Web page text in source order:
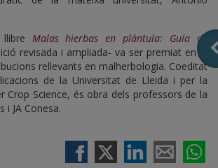
Malas hierbas en plántula: Guía de
revisada i ampliada- va ser premiat en la
rellevants en malherbologia. Coeditat
de la Universitat de Lleida i per la
Crop Science, és obra dels professors de la
i JA Conesa.